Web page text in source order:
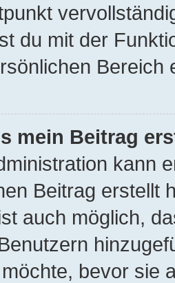
du mit der
Bereich
mein Beitrag
kann
Beitrag erstellt
auch möglich,
bevor sie